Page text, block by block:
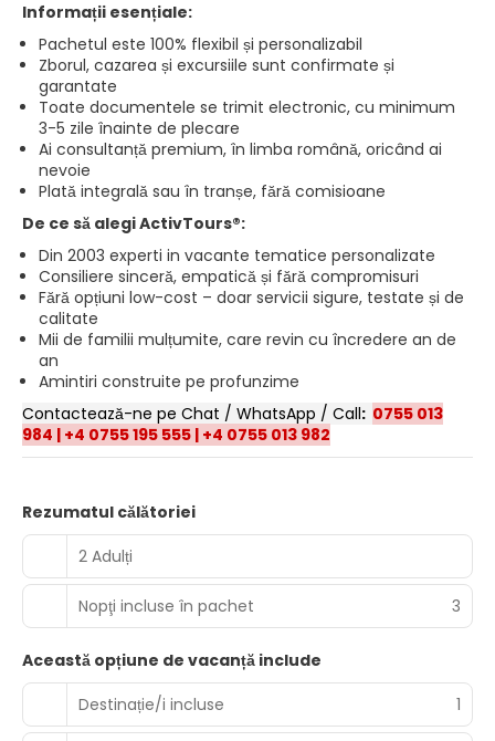
Informații esențiale:
Pachetul este 100% flexibil și personalizabil
Zborul, cazarea și excursiile sunt confirmate și
garantate
Toate documentele se trimit electronic, cu minimum
3-5 zile înainte de plecare
Ai consultanță premium, în limba română, oricând ai
nevoie
Plată integrală sau în tranșe, fără comisioane
De ce să alegi ActivTours®:
Din 2003 experti in vacante tematice personalizate
Consiliere sinceră, empatică și fără compromisuri
Fără opțiuni low-cost – doar servicii sigure, testate și de
calitate
Mii de familii mulțumite, care revin cu încredere an de
an
Amintiri construite pe profunzime
Contactează-ne pe Chat / WhatsApp / Call: 0755 013
984 | +4 0755 195 555 | +4 0755 013 982
Rezumatul călătoriei
2 Adulți
Nopţi incluse în pachet 3
Această opțiune de vacanță include
Destinație/i incluse
1